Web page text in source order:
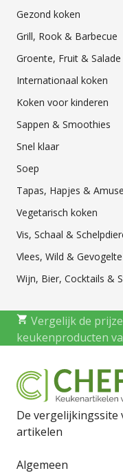
Gezond koken
Grill, Rook & Barbecue
Groente, Fruit & Salade
Internationaal koken
Koken voor kinderen
Sappen & Smoothies
Snel klaar
Soep
Tapas, Hapjes &
Vegetarisch koken
Vis, Schaal &
Vlees, Wild & Gevogelte
Wijn, Bier, Cocktails &
Vergelijk de
keukenproducten
De vergelijkingssite
artikelen
Algemeen